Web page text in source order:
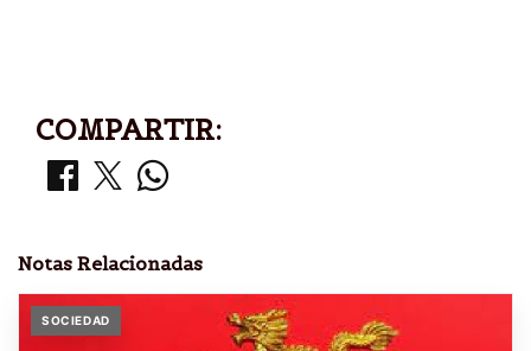
COMPARTIR:
Notas Relacionadas
SOCIEDAD